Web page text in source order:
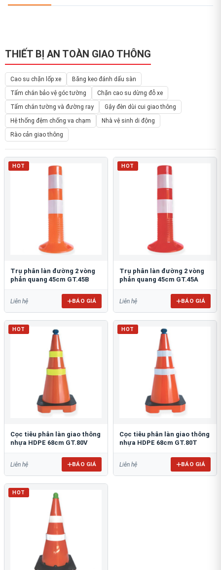
THIẾT BỊ AN TOÀN GIAO THÔNG
Cao su chặn lốp xe
Băng keo đánh dấu sàn
Tấm chắn bảo vệ góc tường
Chặn cao su dừng đỗ xe
Tấm chắn tường và đường ray
Gậy đèn dùi cui giao thông
Hệ thống đệm chống va chạm
Nhà vệ sinh di động
Rào cản giao thông
HOT
Trụ phân làn đường 2 vòng
phản quang 45cm GT.45B
Liên hệ BÁO GIÁ
HOT
Trụ phân làn đường 2 vòng
phản quang 45cm GT.45A
Liên hệ BÁO GIÁ
HOT
Cọc tiêu phân làn giao thông
nhựa HDPE 68cm GT.80V
Liên hệ BÁO GIÁ
HOT
Cọc tiêu phân làn giao thông
nhựa HDPE 68cm GT.80T
Liên hệ BÁO GIÁ
HOT